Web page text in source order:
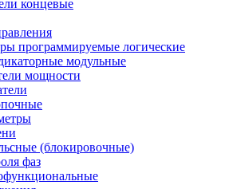
концевые
программируемые логические
модульные
мощности
(блокировочные)
фаз